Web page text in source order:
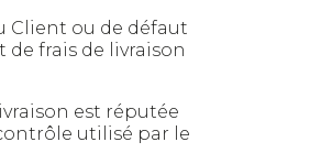
Client ou de défaut
frais de livraison
est réputée
utilisé par le